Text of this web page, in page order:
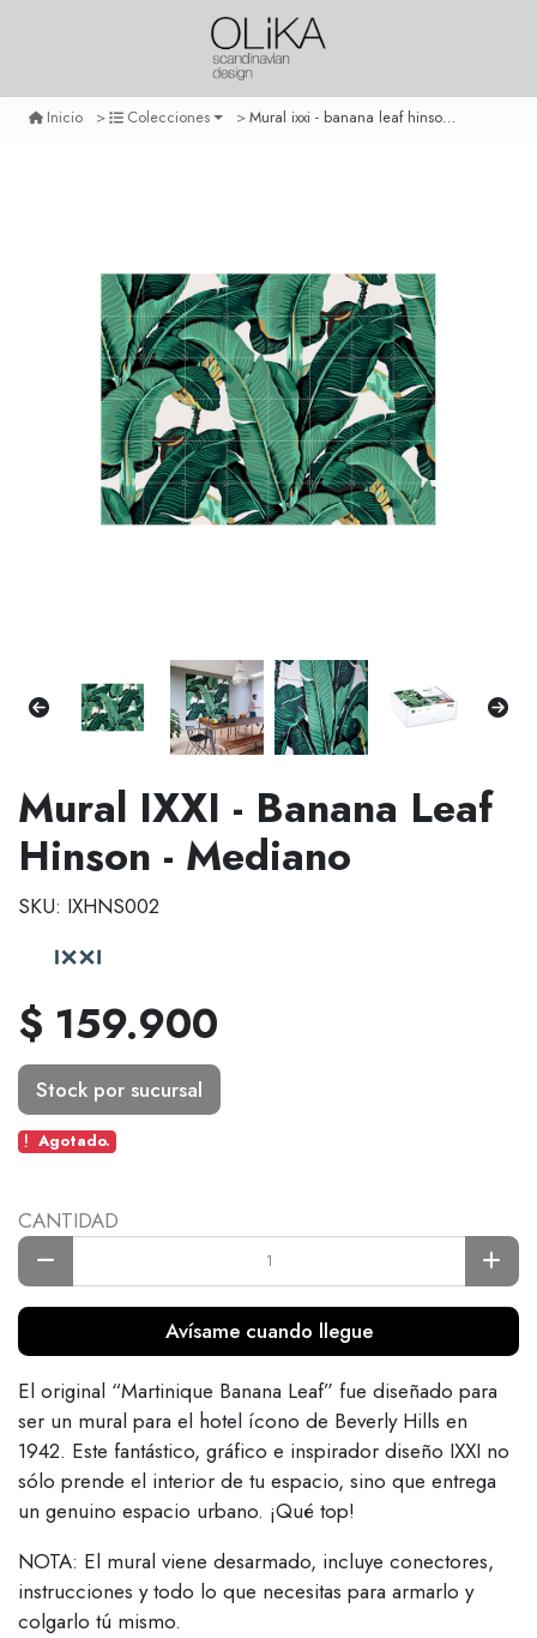
Inicio Colecciones Mural ixxi - banana leaf hinson - mediano
Mural IXXI - Banana Leaf
Hinson - Mediano
SKU: IXHNS002
$ 159.900
Stock por sucursal
Agotado.
CANTIDAD
Avísame cuando llegue
El original “Martinique Banana Leaf” fue diseñado para
ser un mural para el hotel ícono de Beverly Hills en
1942. Este fantástico, gráfico e inspirador diseño IXXI no
sólo prende el interior de tu espacio, sino que entrega
un genuino espacio urbano. ¡Qué top!
NOTA: El mural viene desarmado, incluye conectores,
instrucciones y todo lo que necesitas para armarlo y
colgarlo tú mismo.